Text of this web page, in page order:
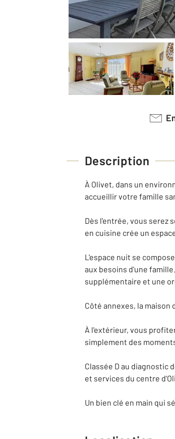
Description
À Olivet, dans un
accueillir votre famille
Dès l'entrée, vous serez
en cuisine crée un
L'espace nuit se
aux besoins d'une
supplémentaire et une
Côté annexes, la maison
À l'extérieur, vous
simplement des
Classée D au diagnostic
et services du centre
Un bien clé en main qui